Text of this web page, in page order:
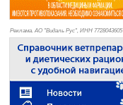
Реклама. АО "Видаль Рус", ИНН 7728043605